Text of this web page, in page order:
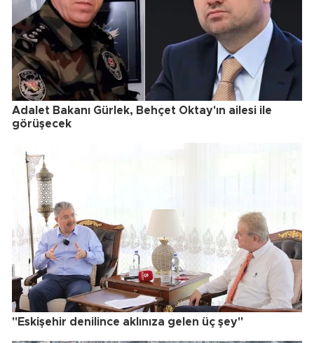
Adalet Bakanı Gürlek, Behçet Oktay'ın ailesi ile
görüşecek
"Eskişehir denilince aklınıza gelen üç şey"